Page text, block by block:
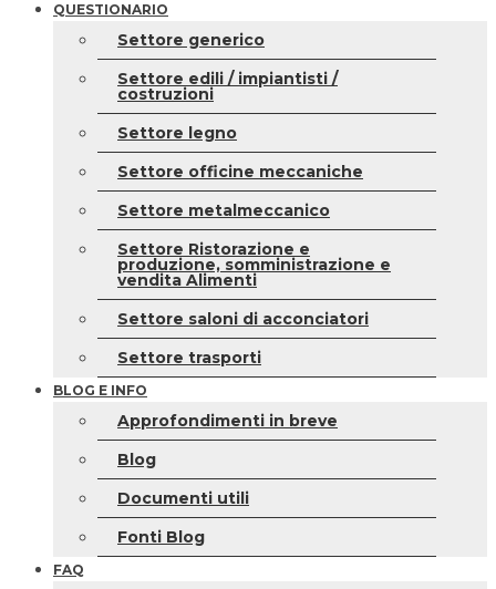
QUESTIONARIO
Settore generico
Settore edili / impiantisti /
costruzioni
Settore legno
Settore officine meccaniche
Settore metalmeccanico
Settore Ristorazione e
produzione, somministrazione e
vendita Alimenti
Settore saloni di acconciatori
Settore trasporti
BLOG E INFO
Approfondimenti in breve
Blog
Documenti utili
Fonti Blog
FAQ